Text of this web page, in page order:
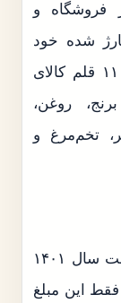
با مراجعه به ۲۲۰ هزار فروشگاه و
شده خود
استفاده کنند. سبد کالای این طرح شامل ۱۱ قلم کالای
روغن،
تخم‌مرغ و
قیمت مبنایی این ۱۱ قلم کالا براساس قیمت سال ۱۴۰۱
فقط این مبلغ